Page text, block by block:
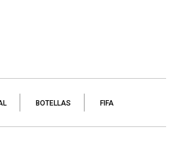
BOTELLAS FIFA